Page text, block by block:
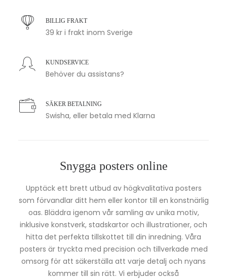
BILLIG FRAKT
39 kr i frakt inom Sverige
KUNDSERVICE
Behöver du assistans?
SÄKER BETALNING
Swisha, eller betala med Klarna
Snygga posters online
Upptäck ett brett utbud av högkvalitativa posters
som förvandlar ditt hem eller kontor till en konstnärlig
oas. Bläddra igenom vår samling av unika motiv,
inklusive konstverk, stadskartor och illustrationer, och
hitta det perfekta tillskottet till din inredning. Våra
posters är tryckta med precision och tillverkade med
omsorg för att säkerställa att varje detalj och nyans
kommer till sin rätt. Vi erbjuder också